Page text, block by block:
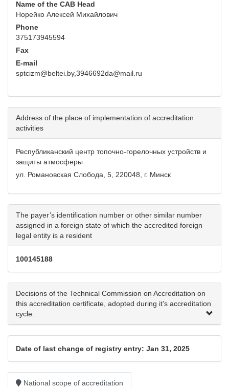
Name of the CAB Head
Норейко Алексей Михайлович
Phone
375173945594
Fax
E-mail
sptcizm@beltei.by,3946692da@mail.ru
Address of the place of implementation of accreditation
activities
Республиканский центр топочно-горелочных устройств и
защиты атмосферы
ул. Романовская Слобода, 5, 220048, г. Минск
The payer’s identification number or other similar number
assigned in a foreign state of which the accredited foreign
legal entity is a resident
100145188
Decisions of the Technical Commission on Accreditation on
this accreditation certificate, adopted during it’s accreditation
cycle:
Date of last change of registry entry: Jan 31, 2025
National scope of accreditation